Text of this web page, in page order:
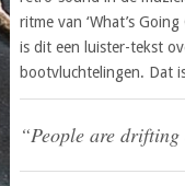
ritme van ‘What’s
is dit een luister-tekst
bootvluchtelingen. Dat
“People are